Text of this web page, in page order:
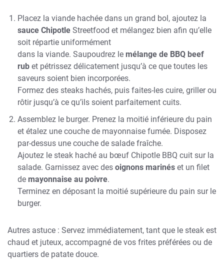
Placez la viande hachée dans un grand bol, ajoutez la
sauce Chipotle Streetfood et mélangez bien afin qu’elle
soit répartie uniformément
dans la viande. Saupoudrez le mélange de BBQ beef
rub et pétrissez délicatement jusqu’à ce que toutes les
saveurs soient bien incorporées.
Formez des steaks hachés, puis faites-les cuire, griller ou
rôtir jusqu’à ce qu’ils soient parfaitement cuits.
Assemblez le burger. Prenez la moitié inférieure du pain
et étalez une couche de mayonnaise fumée. Disposez
par-dessus une couche de salade fraîche.
Ajoutez le steak haché au bœuf Chipotle BBQ cuit sur la
salade. Garnissez avec des oignons marinés et un filet
de mayonnaise au poivre.
Terminez en déposant la moitié supérieure du pain sur le
burger.
Autres astuce : Servez immédiatement, tant que le steak est
chaud et juteux, accompagné de vos frites préférées ou de
quartiers de patate douce.